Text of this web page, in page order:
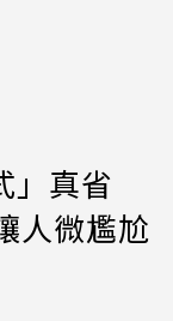
」真省
人微尷尬